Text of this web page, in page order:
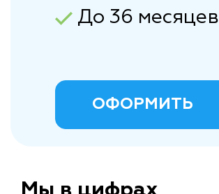
До 36 месяцев
ОФОРМИТЬ